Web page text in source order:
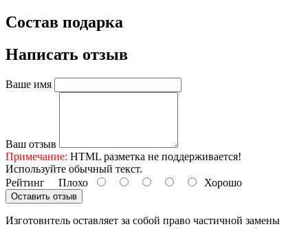
Состав подарка
Написать отзыв
Ваше имя
Ваш отзыв
Примечание: HTML разметка не поддерживается!
Используйте обычный текст.
Рейтинг Плохо Хорошо
Оставить отзыв
Изготовитель оставляет за собой право частичной замены